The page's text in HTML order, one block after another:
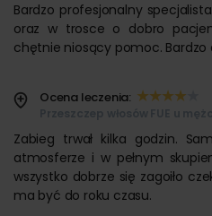
Bardzo profesjonalny
oraz w trosce o dobro
chętnie niosący pomoc. Bardzo
Ocena leczenia:
Zabieg trwał kilka godzin.
atmosferze i w pełnym
wszystko dobrze się zagoiło
ma być do roku czasu.